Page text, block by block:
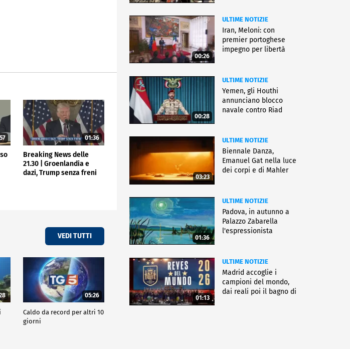
01:36
Breaking News delle
21.30 | Groenlandia e
dazi, Trump senza freni
VEDI TUTTI
05:26
Caldo da record per altri 10
giorni
00:26
ULTIME NOTIZIE
Iran, Meloni: con
premier portoghese
impegno per libertà
00:28
ULTIME NOTIZIE
Yemen, gli Houthi
annunciano blocco
navale contro Riad
03:23
ULTIME NOTIZIE
Biennale Danza,
Emanuel Gat nella luce
dei corpi e di Mahler
01:36
ULTIME NOTIZIE
Padova, in autunno a
Palazzo Zabarella
l'espressionista
01:13
ULTIME NOTIZIE
Madrid accoglie i
campioni del mondo,
dai reali poi il bagno di